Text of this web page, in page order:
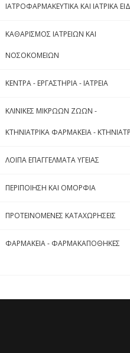
ΙΑΤΡΟΦΑΡΜΑΚΕΥΤΙΚΑ ΚΑΙ ΙΑΤΡΙΚΑ
ΚΑΘΑΡΙΣΜΟΣ ΙΑΤΡΕΙΩΝ ΚΑΙ
ΝΟΣΟΚΟΜΕΙΩΝ
ΚΕΝΤΡΑ - ΕΡΓΑΣΤΗΡΙΑ - ΙΑΤΡΕΙΑ
ΚΛΙΝΙΚΕΣ ΜΙΚΡΩΩΝ ΖΩΩΝ -
ΚΤΗΝΙΑΤΡΙΚΑ ΦΑΡΜΑΚΕΙΑ -
ΛΟΙΠΑ ΕΠΑΓΓΕΛΜΑΤΑ ΥΓΕΙΑΣ
ΠΕΡΙΠΟΙΗΣΗ ΚΑΙ ΟΜΟΡΦΙΑ
ΠΡΟΤΕΙΝΟΜΕΝΕΣ ΚΑΤΑΧΩΡΗΣΕΙΣ
ΦΑΡΜΑΚΕΙΑ - ΦΑΡΜΑΚΑΠΟΘΗΚΕΣ